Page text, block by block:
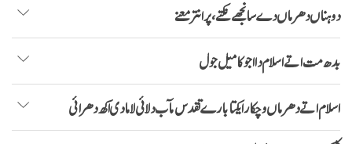
دوہناں دھرماں دے سانجھے نکتے، پر انتر معنے
بدھ مت اتے اسلام دا اجوکا میل جول
اسلام اتے دھرماں وچکار ایکتا بارے تقدس مآب دلائی لاما دی اکھ دھرائی